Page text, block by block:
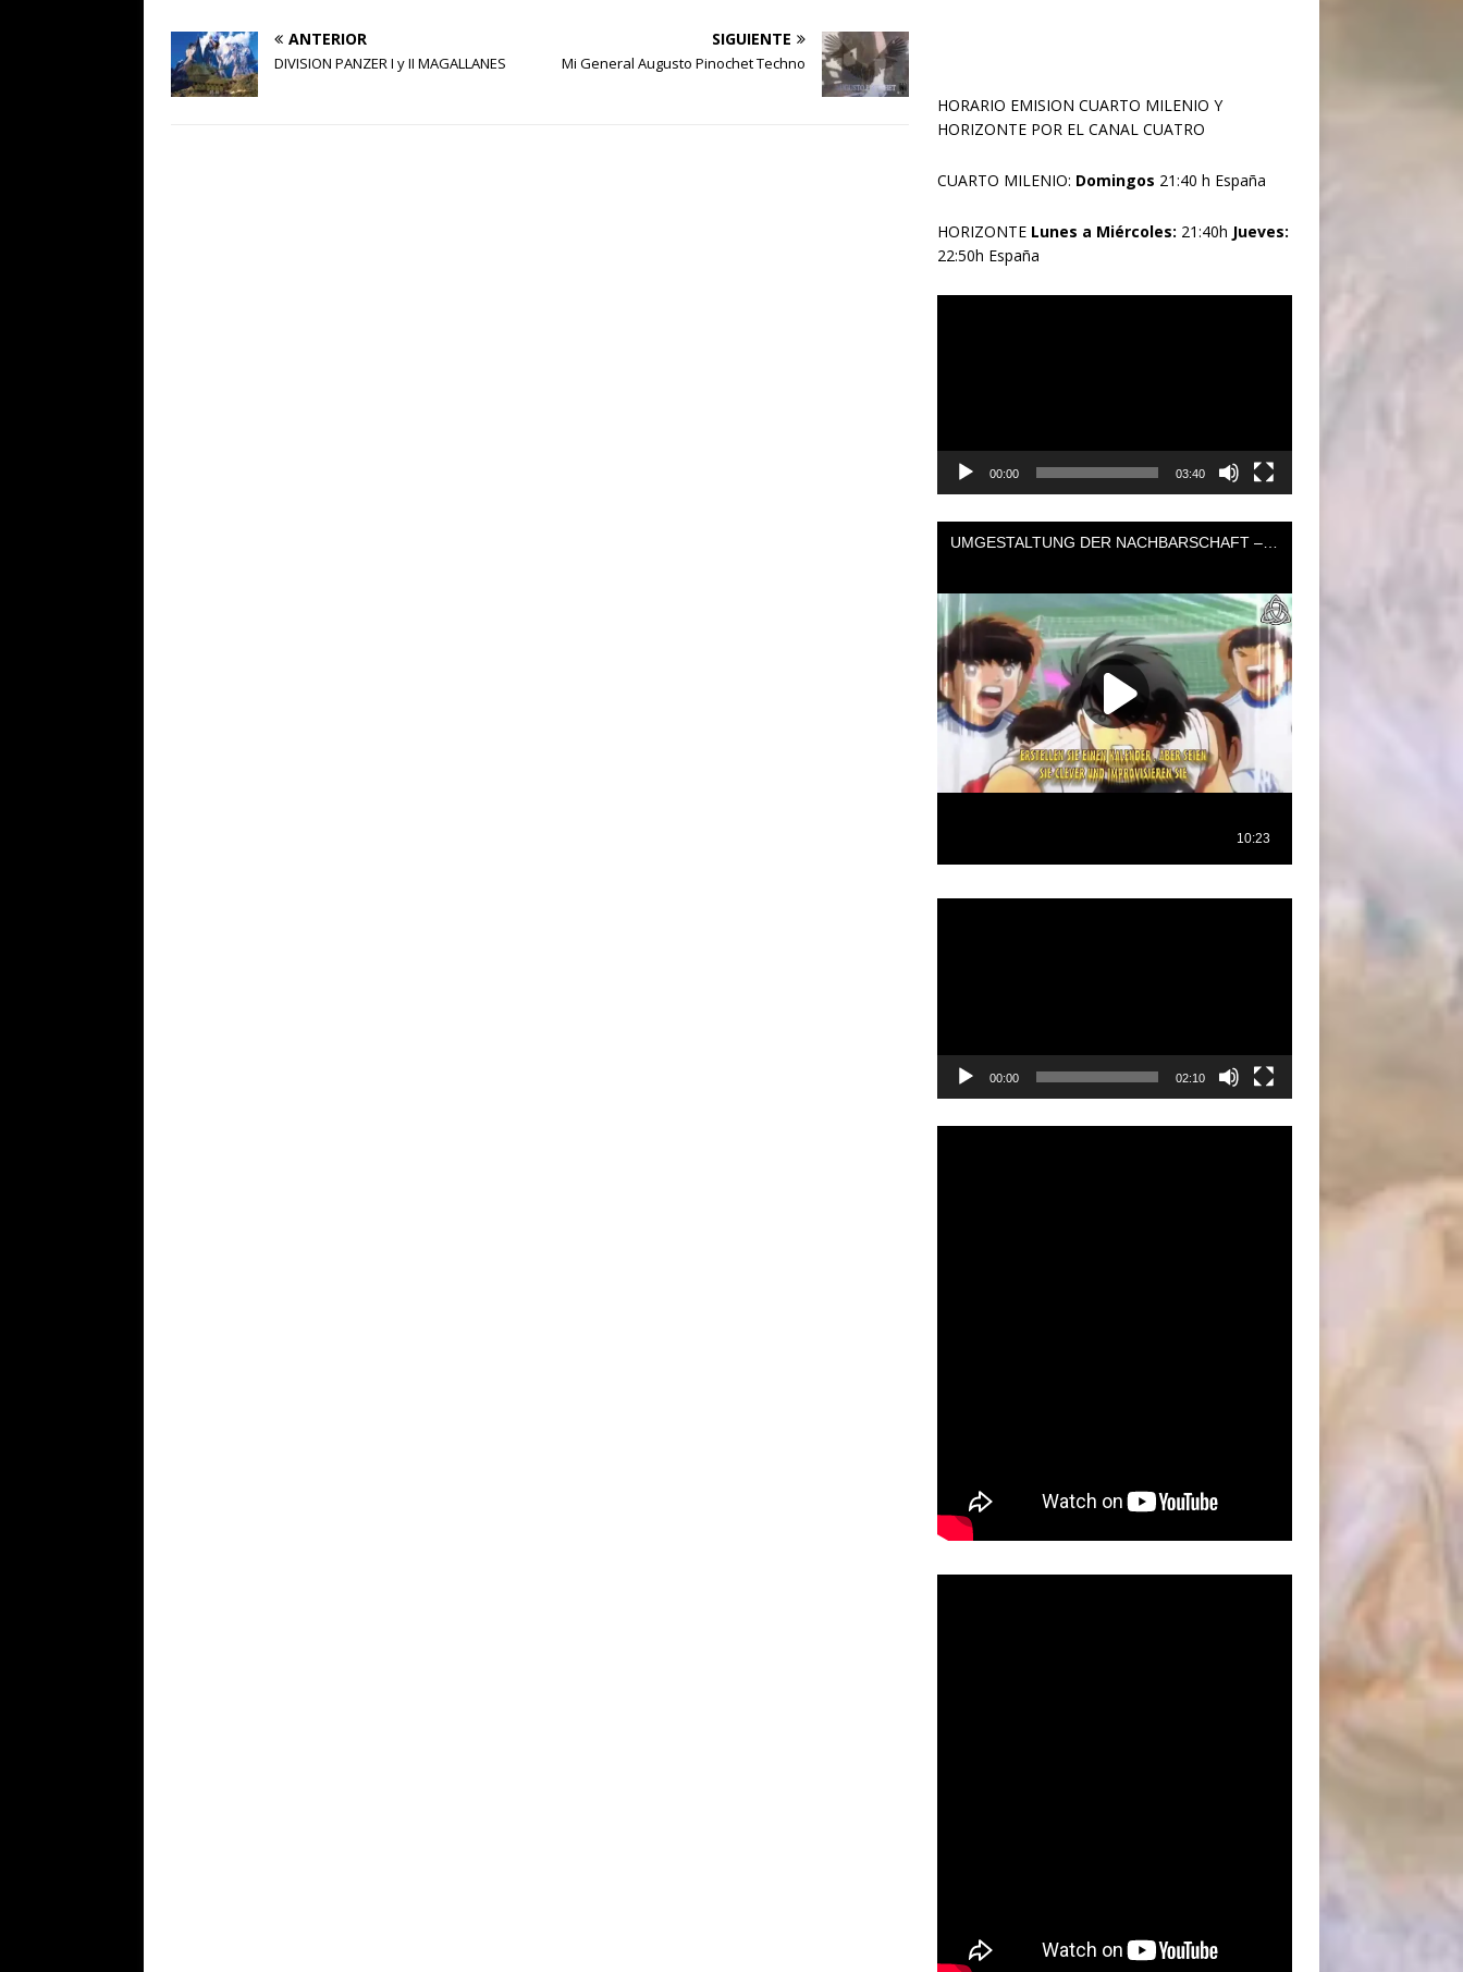
ANTERIOR
DIVISION PANZER I y II MAGALLANES
SIGUIENTE
Mi General Augusto Pinochet Techno
HORARIO EMISION CUARTO MILENIO Y
HORIZONTE POR EL CANAL CUATRO
CUARTO MILENIO: Domingos 21:40 h España
HORIZONTE Lunes a Miércoles: 21:40h Jueves:
22:50h España
00:00 03:40
00:00 02:10